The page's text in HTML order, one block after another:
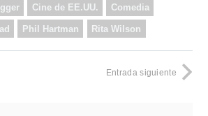
Cine de EE.UU. Comedia
Phil Hartman Rita Wilson
Entrada siguiente